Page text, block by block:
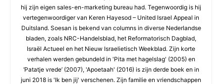
hij zijn eigen sales-en-marketing bureau had. Tegenwoordig is hij
vertegenwoordiger van Keren Hayesod – United Israel Appeal in
Duitsland. Soesan is bekend van columns in diverse Nederlandse
bladen, zoals NRC-Handelsblad, het Reformatorisch Dagblad,
Israël Actueel en het Nieuw Israelietisch Weekblad. Zijn korte
verhalen werden gebundeld in 'Pita met hagelslag' (2005) en
‘Patatje vrede’ (2007), 'Apoetaah' (2016) is zijn derde boek en in
juni 2018 is 'Ik ben jij' verschenen. Zijn familie en vriendschappen